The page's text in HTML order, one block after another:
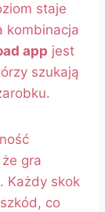
staje
kombinacja
app jest
szukają
gra
Każdy skok
co